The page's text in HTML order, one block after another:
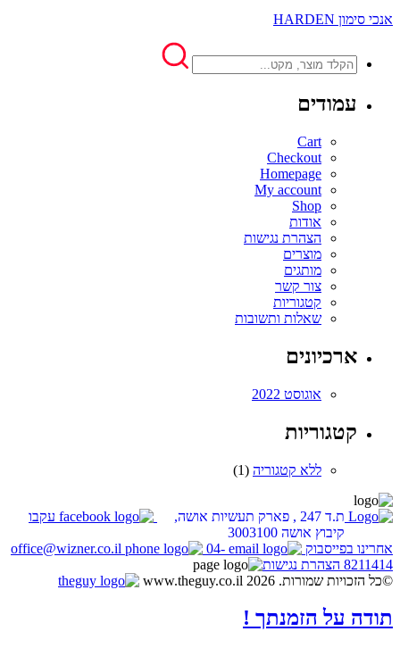
אנכי סימון HARDEN
עמודים
Cart
Checkout
Homepage
My account
Shop
אודות
הצהרת נגישות
מוצרים
מותגים
צור קשר
קטגוריות
שאלות ותשובות
ארכיונים
אוגוסט 2022
קטגוריות
ללא קטגוריה (1)
ת.ד 247 , פארק תעשיות אושה,
קיבוץ אושה 3003100
עקבו
אחרינו בפייסבוק office@wizner.co.il
04-
8211414 הצהרת נגישות
©כל הזכויות שמורות. www.theguy.co.il 2026
תודה על הזמנתך !